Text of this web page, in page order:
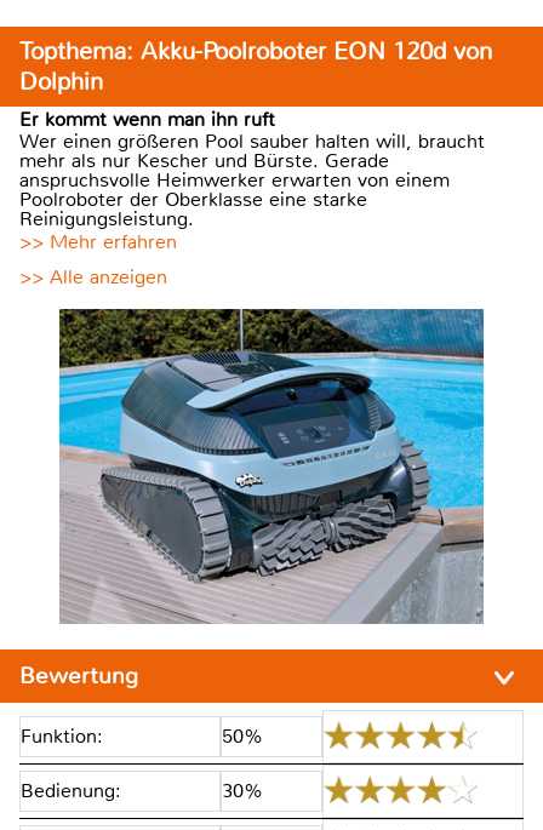
Topthema: Akku-Poolroboter EON 120d von
Dolphin
Er kommt wenn man ihn ruft
Wer einen größeren Pool sauber halten will, braucht
mehr als nur Kescher und Bürste. Gerade
anspruchsvolle Heimwerker erwarten von einem
Poolroboter der Oberklasse eine starke
Reinigungsleistung.
>> Mehr erfahren
>> Alle anzeigen
Bewertung
Funktion: 50%
Bedienung: 30%